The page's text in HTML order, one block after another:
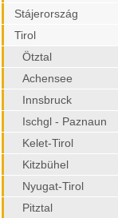
Stájerország
Tirol
Ötztal
Achensee
Innsbruck
Ischgl - Paznaun
Kelet-Tirol
Kitzbühel
Nyugat-Tirol
Pitztal